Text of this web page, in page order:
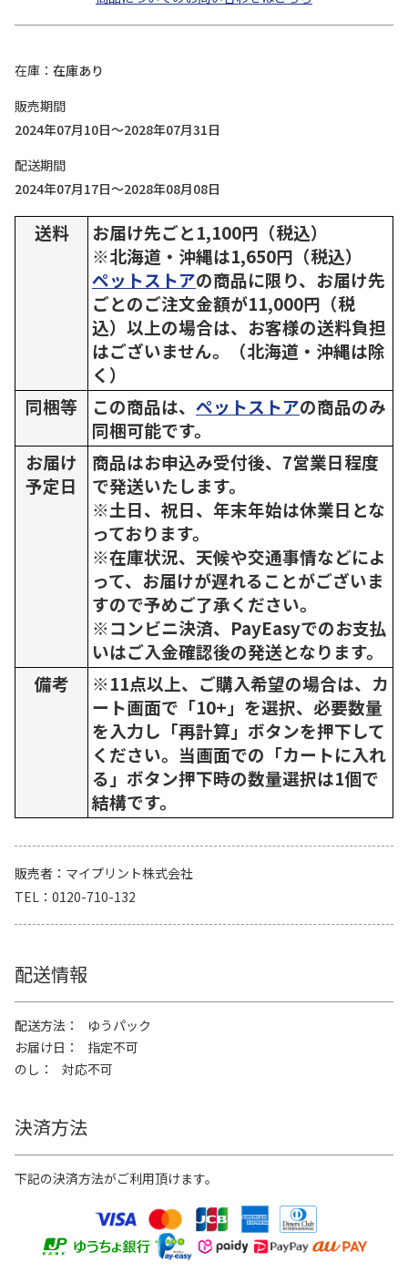
在庫
在庫あり
販売期間
2024年07月10日～2028年07月31日
配送期間
2024年07月17日～2028年08月08日
送料
お届け先ごと1,100円（税込）
※北海道・沖縄は1,650円（税込）
ペットストアの商品に限り、お届け先
ごとのご注文金額が11,000円（税
込）以上の場合は、お客様の送料負担
はございません。（北海道・沖縄は除
く）
同梱等
この商品は、 ペットストアの商品のみ
同梱可能です。
お届け
予定日
商品はお申込み受付後、7営業日程度
で発送いたします。
※土日、祝日、年末年始は休業日とな
っております。
※在庫状況、天候や交通事情などによ
って、お届けが遅れることがございま
すので予めご了承ください。
※コンビニ決済、PayEasyでのお支払
いはご入金確認後の発送となります。
備考
※11点以上、ご購入希望の場合は、カ
ート画面で「10+」を選択、必要数量
を入力し「再計算」ボタンを押下して
ください。当画面での「カートに入れ
る」ボタン押下時の数量選択は1個で
結構です。
販売者
マイプリント株式会社
TEL
0120-710-132
配送情報
配送方法
ゆうパック
お届け日
指定不可
のし
対応不可
決済方法
下記の決済方法がご利用頂けます。